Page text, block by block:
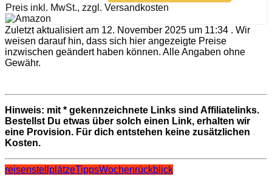
Preis inkl. MwSt., zzgl. Versandkosten
Zuletzt aktualisiert am 12. November 2025 um 11:34 . Wir
weisen darauf hin, dass sich hier angezeigte Preise
inzwischen geändert haben können. Alle Angaben ohne
Gewähr.
Hinweis: mit * gekennzeichnete Links sind Affiliatelinks.
Bestellst Du etwas über solch einen Link, erhalten wir
eine Provision. Für dich entstehen keine zusätzlichen
Kosten.
reisenstellplätzeTippsWochenrückblick